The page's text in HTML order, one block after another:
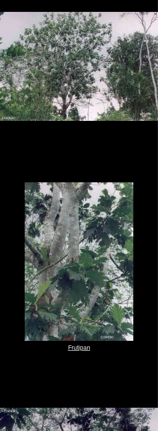
Frutipan